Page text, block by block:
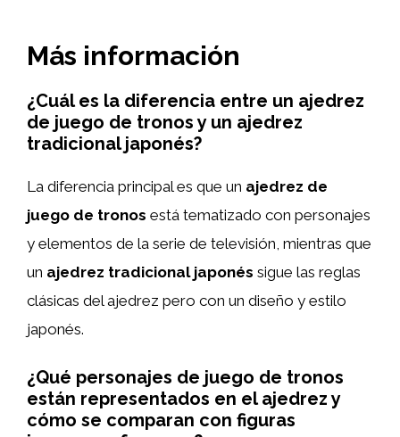
Más información
¿Cuál es la diferencia entre un ajedrez
de juego de tronos y un ajedrez
tradicional japonés?
La diferencia principal es que un ajedrez de
juego de tronos está tematizado con personajes
y elementos de la serie de televisión, mientras que
un ajedrez tradicional japonés sigue las reglas
clásicas del ajedrez pero con un diseño y estilo
japonés.
¿Qué personajes de juego de tronos
están representados en el ajedrez y
cómo se comparan con figuras